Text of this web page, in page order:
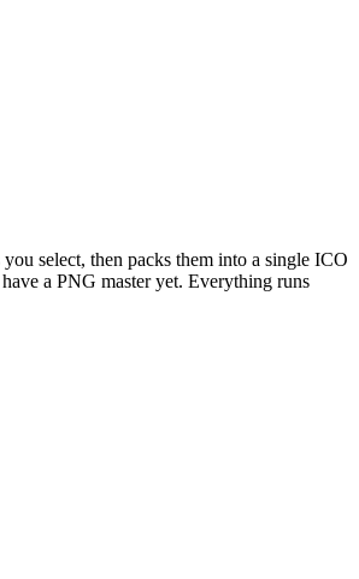
select, then packs them into a single ICO
a PNG master yet. Everything runs